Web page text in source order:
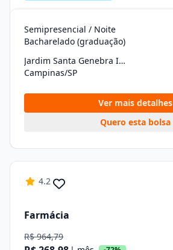
Semipresencial / Noite
Bacharelado (graduação)
Jardim Santa Genebra Ii (barao Geraldo)
Campinas/SP
Ver mais detalhes
Quero esta bolsa
4.2
Farmácia
R$ 964,79